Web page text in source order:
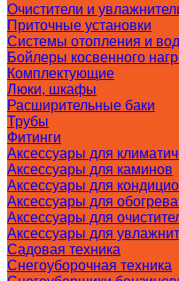
Очистители и
Приточные установки
Системы отопления и
Бойлеры косвенного
Комплектующие
Люки, шкафы
Расширительные баки
Трубы
Фитинги
Аксессуары для
Аксессуары для каминов
Аксессуары для
Аксессуары для
Аксессуары для
Аксессуары для
Садовая техника
Снегоуборочная техника